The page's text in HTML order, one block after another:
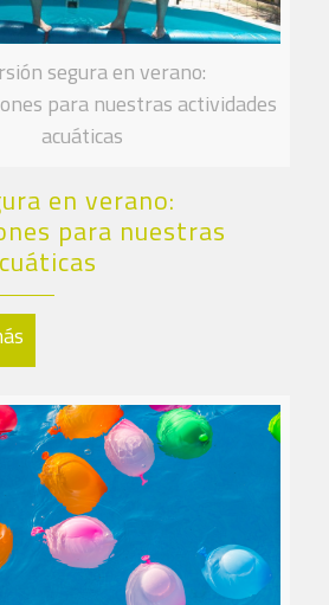
segura en verano:
para nuestras actividades
acuáticas
en verano:
para nuestras